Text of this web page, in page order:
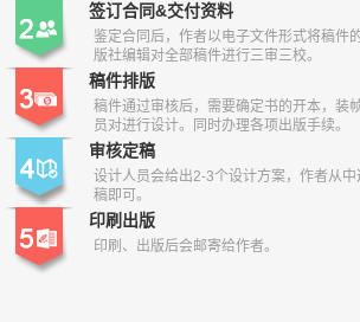
签订合同&交付资料
鉴定合同后，作者以电子文件形式将稿件
版社编辑对全部稿件进行三审三校。
稿件排版
稿件通过审核后，需要确定书的开本，装
员对进行设计。同时办理各项出版手续。
审核定稿
设计人员会给出2-3个设计方案，作者从
稿即可。
印刷出版
印刷、出版后会邮寄给作者。